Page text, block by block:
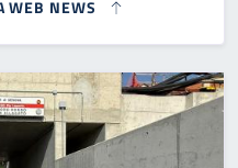
WEB NEWS